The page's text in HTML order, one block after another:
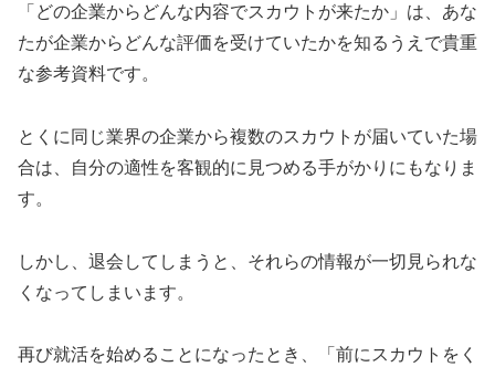
「どの企業からどんな内容でスカウトが来たか」は、あな
たが企業からどんな評価を受けていたかを知るうえで貴重
な参考資料です。
とくに同じ業界の企業から複数のスカウトが届いていた場
合は、自分の適性を客観的に見つめる手がかりにもなりま
す。
しかし、退会してしまうと、それらの情報が一切見られな
くなってしまいます。
再び就活を始めることになったとき、「前にスカウトをく